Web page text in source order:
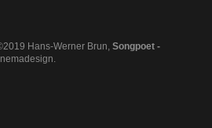
Hans-Werner Brun,Songpoet -
nemadesign